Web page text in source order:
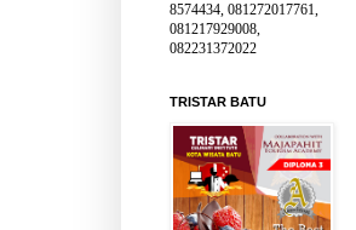
8574434, 081272017761,
081217929008,
082231372022
TRISTAR BATU